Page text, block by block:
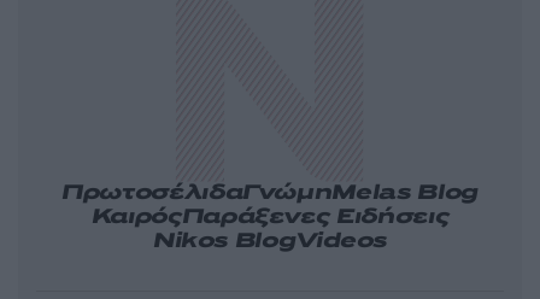
ΠρωτοσέλιδαΓνώμηMelas Blog
ΚαιρόςΠαράξενες Ειδήσεις
Nikos BlogVideos